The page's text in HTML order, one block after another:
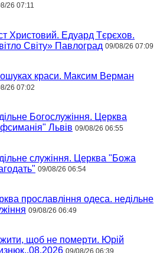
26 07:11
Христовий. Едуард Тєрєхов.
Світу» Павлоград 09/08/26 07:09
краси. Максим Верман
26 07:02
Богослужіння. Церква
Львів 09/08/26 06:55
служіння. Церква "Божа
09/08/26 06:54
прославління одеса. недільне
09/08/26 06:49
щоб не померти. Юрій
09/08/26 06:39